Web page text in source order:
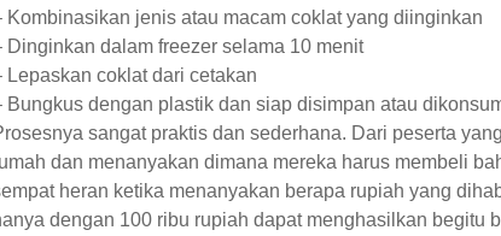
Kombinasikan jenis atau macam coklat yang diinginkan
Dinginkan dalam freezer selama 10 menit
Lepaskan coklat dari cetakan
Bungkus dengan plastik dan siap disimpan atau
sangat praktis dan sederhana. Dari peserta
dan menanyakan dimana mereka harus membeli
heran ketika menanyakan berapa rupiah yang
dengan 100 ribu rupiah dapat menghasilkan begitu